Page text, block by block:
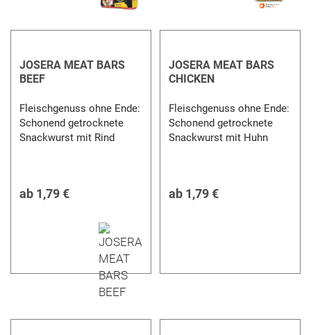
JOSERA MEAT BARS
BEEF
Fleischgenuss ohne Ende:
Schonend getrocknete
Snackwurst mit Rind
ab 1,79 €
JOSERA MEAT BARS
CHICKEN
Fleischgenuss ohne Ende:
Schonend getrocknete
Snackwurst mit Huhn
ab 1,79 €